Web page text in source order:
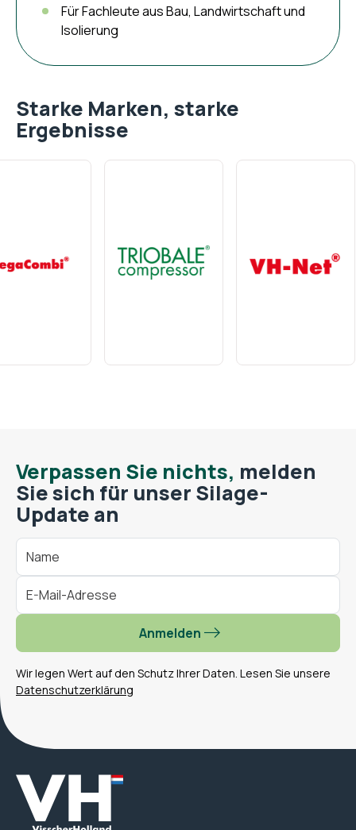
Für Fachleute aus Bau, Landwirtschaft und
Isolierung
Starke Marken, starke
Ergebnisse
Verpassen Sie nichts, melden
Sie sich für unser Silage-
Update an
Anmelden
Wir legen Wert auf den Schutz Ihrer Daten. Lesen Sie unsere
Datenschutzerklärung